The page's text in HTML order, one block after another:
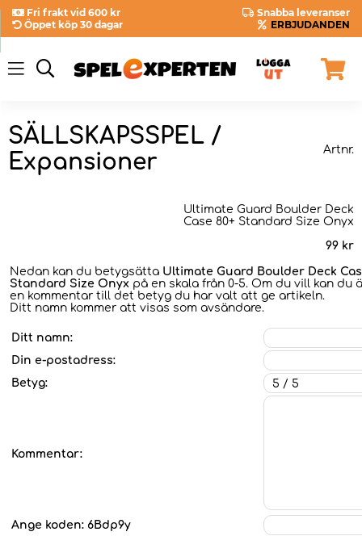
Fri frakt vid 600 kr
Snabba leveranser
Öppet köp 30 dagar
ERBJUDANDEN
SÄLLSKAPSSPEL /
Expansioner
Artnr.
Ultimate Guard Boulder Deck
Case 80+ Standard Size Onyx
99 kr
Nedan kan du betygsätta Ultimate Guard Boulder Deck
Standard Size Onyx på en skala från 0-5. Om du vill kan du
en kommentar till det betyg du har valt att ge artikeln.
Ditt namn kommer att visas som avsändare.
Ditt namn:
Din e-postadress:
Betyg:
Kommentar:
Ange koden: 6Bdp9y